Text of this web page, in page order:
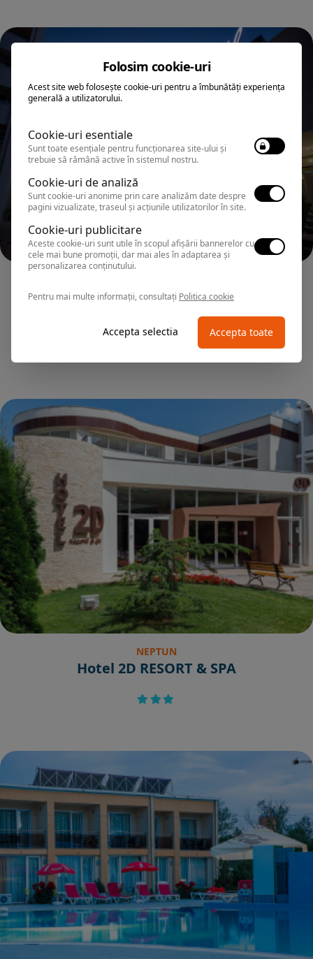
Hotel ZENITH CONFERENCE&SPA ALL
NEPTUN
Hotel 2D RESORT & SPA
Folosim cookie-uri
Acest site web folosește cookie-uri pentru a îmbunătăți experiența
generală a utilizatorului.
Cookie-uri esentiale
Sunt toate esențiale pentru funcționarea site-ului și
trebuie să rămână active în sistemul nostru.
Cookie-uri de analiză
Sunt cookie-uri anonime prin care analizăm date despre
pagini vizualizate, traseul și acțiunile utilizatorilor în site.
Cookie-uri publicitare
Aceste cookie-uri sunt utile în scopul afișării bannerelor cu
cele mai bune promoții, dar mai ales în adaptarea și
personalizarea conținutului.
Pentru mai multe informații, consultați Politica cookie
Accepta selectia Accepta toate